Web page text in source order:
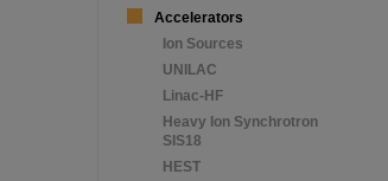
Accelerators
Ion Sources
UNILAC
Linac-HF
Heavy Ion Synchrotron
SIS18
HEST